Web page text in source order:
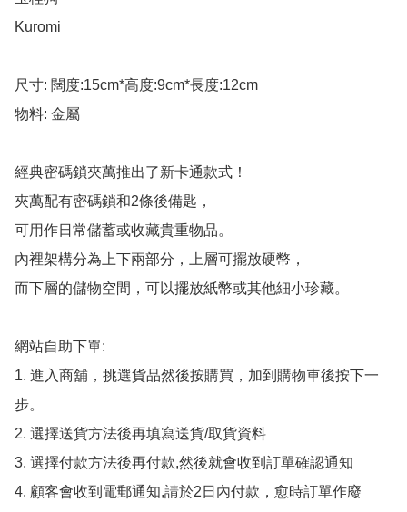
Kuromi
尺寸: 闊度:15cm*高度:9cm*長度:12cm
物料: 金屬
經典密碼鎖夾萬推出了新卡通款式！
夾萬配有密碼鎖和2條後備匙，
可用作日常儲蓄或收藏貴重物品。
內裡架構分為上下兩部分，上層可擺放硬幣，
而下層的儲物空間，可以擺放紙幣或其他細小珍藏。
網站自助下單:
1. 進入商舖，挑選貨品然後按購買，加到購物車後按下一
步。
2. 選擇送貨方法後再填寫送貨/取貨資料
3. 選擇付款方法後再付款,然後就會收到訂單確認通知
4. 顧客會收到電郵通知,請於2日內付款，愈時訂單作廢